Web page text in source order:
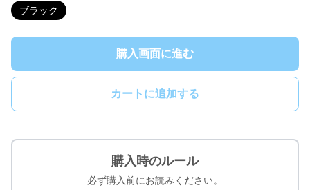
ブラック
購入画面に進む
カートに追加する
購入時のルール
必ず購入前にお読みください。